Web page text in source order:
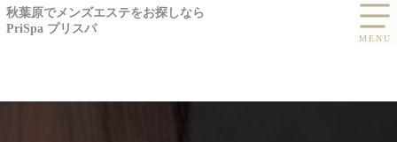
秋葉原でメンズエステをお探しなら
PriSpa プリスパ